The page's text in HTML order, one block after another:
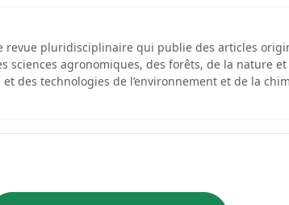
revue pluridisciplinaire qui publie des articles
sciences agronomiques, des forêts, de la nature et
et des technologies de l’environnement et de la